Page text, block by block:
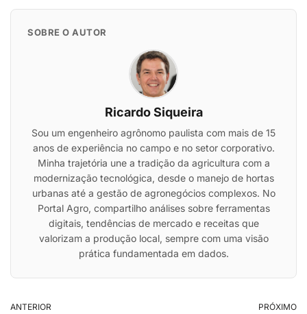
SOBRE O AUTOR
Ricardo Siqueira
Sou um engenheiro agrônomo paulista com mais de 15
anos de experiência no campo e no setor corporativo.
Minha trajetória une a tradição da agricultura com a
modernização tecnológica, desde o manejo de hortas
urbanas até a gestão de agronegócios complexos. No
Portal Agro, compartilho análises sobre ferramentas
digitais, tendências de mercado e receitas que
valorizam a produção local, sempre com uma visão
prática fundamentada em dados.
ANTERIOR PRÓXIMO